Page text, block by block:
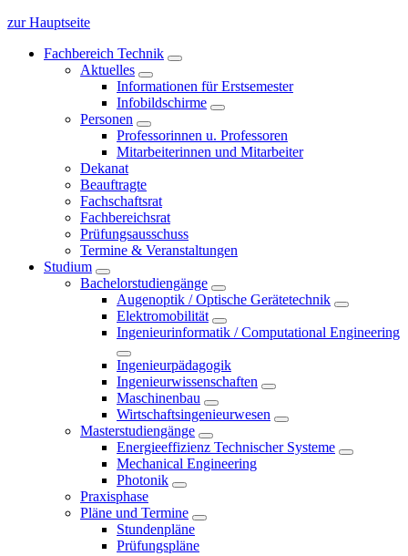
zur Hauptseite
Fachbereich Technik
Aktuelles
Informationen für Erstsemester
Infobildschirme
Personen
Professorinnen u. Professoren
Mitarbeiterinnen und Mitarbeiter
Dekanat
Beauftragte
Fachschaftsrat
Fachbereichsrat
Prüfungsausschuss
Termine & Veranstaltungen
Studium
Bachelorstudiengänge
Augenoptik / Optische Gerätetechnik
Elektromobilität
Ingenieurinformatik / Computational Engineering
Ingenieurpädagogik
Ingenieurwissenschaften
Maschinenbau
Wirtschaftsingenieurwesen
Masterstudiengänge
Energieeffizienz Technischer Systeme
Mechanical Engineering
Photonik
Praxisphase
Pläne und Termine
Stundenpläne
Prüfungspläne